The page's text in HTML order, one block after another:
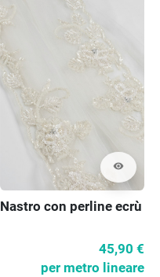
visibility
Nastro con perline ecrù
45,90 €
per metro lineare